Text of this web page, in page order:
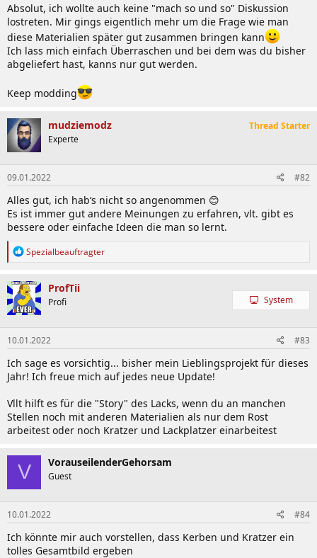
Absolut, ich wollte auch keine "mach so und so" Diskussion
lostreten. Mir gings eigentlich mehr um die Frage wie man
diese Materialien später gut zusammen bringen kann
Ich lass mich einfach Überraschen und bei dem was du bisher
abgeliefert hast, kanns nur gut werden.
Keep modding
mudziemodz
Experte
Thread Starter
09.01.2022 #82
Alles gut, ich hab‘s nicht so angenommen 😊
Es ist immer gut andere Meinungen zu erfahren, vlt. gibt es
bessere oder einfache Ideen die man so lernt.
R
k
t
i
o
n
e
n
:
Spezialbeauftragter
ProfTii
Profi System
10.01.2022 #83
Ich sage es vorsichtig... bisher mein Lieblingsprojekt für dieses
Jahr! Ich freue mich auf jedes neue Update!
Vllt hilft es für die "Story" des Lacks, wenn du an manchen
Stellen noch mit anderen Materialien als nur dem Rost
arbeitest oder noch Kratzer und Lackplatzer einarbeitest
V VorauseilenderGehorsam
Guest
10.01.2022 #84
Ich könnte mir auch vorstellen, dass Kerben und Kratzer ein
tolles Gesamtbild ergeben